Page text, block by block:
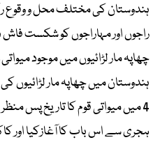
ہندوستان کی مختلف محل و وقوع
راجوں اور مہاراجوں کو شکست فاش
چھاپہ مار لڑائیوں میں موجود
ہندوستان میں چھاپہ مار
ہجری سے اس باب کا آغازکیا اور کاکو رانا 650 ہجری تک